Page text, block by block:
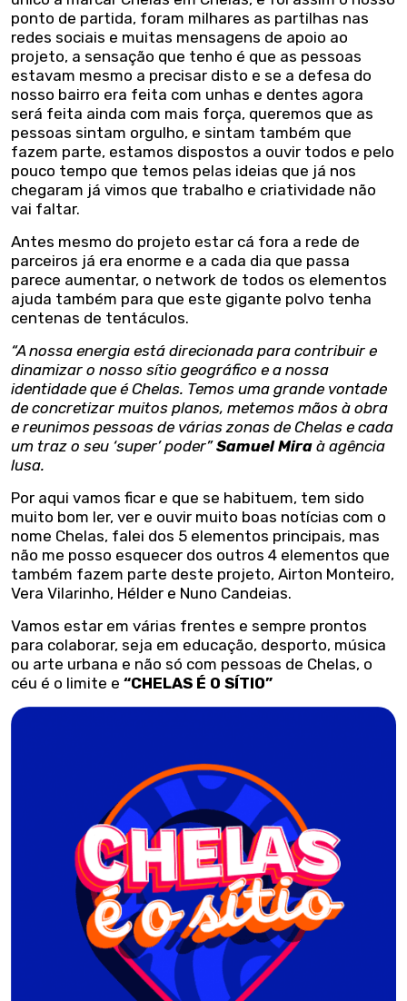
ponto de partida, foram milhares as partilhas nas
redes sociais e muitas mensagens de apoio ao
projeto, a sensação que tenho é que as pessoas
estavam mesmo a precisar disto e se a defesa do
nosso bairro era feita com unhas e dentes agora
será feita ainda com mais força, queremos que as
pessoas sintam orgulho, e sintam também que
fazem parte, estamos dispostos a ouvir todos e pelo
pouco tempo que temos pelas ideias que já nos
chegaram já vimos que trabalho e criatividade não
vai faltar.
Antes mesmo do projeto estar cá fora a rede de
parceiros já era enorme e a cada dia que passa
parece aumentar, o network de todos os elementos
ajuda também para que este gigante polvo tenha
centenas de tentáculos.
“A nossa energia está direcionada para contribuir e
dinamizar o nosso sítio geográfico e a nossa
identidade que é Chelas. Temos uma grande vontade
de concretizar muitos planos, metemos mãos à obra
e reunimos pessoas de várias zonas de Chelas e cada
um traz o seu ‘super’ poder”Samuel Mira à agência
lusa.
Por aqui vamos ficar e que se habituem, tem sido
muito bom ler, ver e ouvir muito boas notícias com o
nome Chelas, falei dos 5 elementos principais, mas
não me posso esquecer dos outros 4 elementos que
também fazem parte deste projeto, Airton Monteiro,
Vera Vilarinho, Hélder e Nuno Candeias.
Vamos estar em várias frentes e sempre prontos
para colaborar, seja em educação, desporto, música
ou arte urbana e não só com pessoas de Chelas, o
céu é o limite e “CHELAS É O SÍTIO”